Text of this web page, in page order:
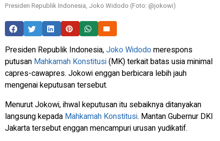
Presiden Republik Indonesia, Joko Widodo (Foto: @jokowi)
Presiden Republik Indonesia,Joko Widodomerespons
putusan Mahkamah Konstitusi(MK) terkait batas usia minimal
capres-cawapres. Jokowi enggan berbicara lebih jauh
mengenai keputusan tersebut.
Menurut Jokowi, ihwal keputusan itu sebaiknya ditanyakan
langsung kepada Mahkamah Konstitusi. Mantan Gubernur DKI
Jakarta tersebut enggan mencampuri urusan yudikatif.